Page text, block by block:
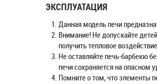
ЭКСПЛУАТАЦИЯ
Данная модель печи
Внимание! Не допускайте
получить тепловое
Не оставляйте печь-барбекю
печи сохраняется на опасном
Помните о том, что элементы